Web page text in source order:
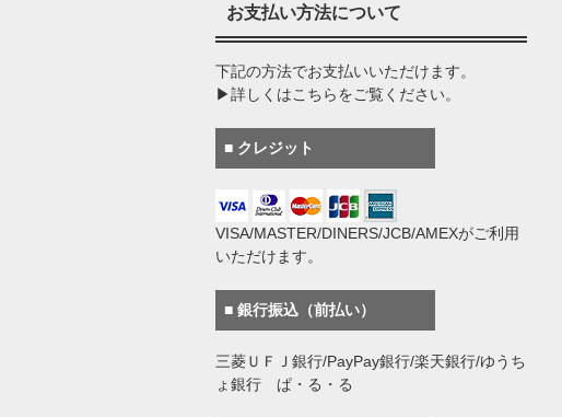
お支払い方法について
下記の方法でお支払いいただけます。
▶詳しくはこちらをご覧ください。
■ クレジット
VISA/MASTER/DINERS/JCB/AMEXがご利用
いただけます。
■ 銀行振込（前払い）
三菱ＵＦＪ銀行/PayPay銀行/楽天銀行/ゆうち
ょ銀行 ぱ・る・る